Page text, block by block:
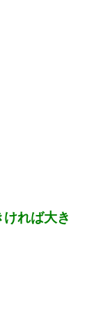
れば大き